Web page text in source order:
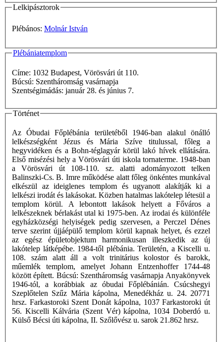
Lelkipásztorok
Plébános: Molnár István
Plébániatemplom
Címe: 1032 Budapest, Vörösvári út 110.
Búcsú: Szentháromság vasárnapja
Szentségimádás: január 28. és június 7.
Történet
Az Óbudai Főplébánia területéből 1946-ban alakul önálló
lelkészségként Jézus és Mária Szíve titulussal, főleg a
hegyvidéken és a Bohn-téglagyár körül lakó hívek ellátására.
Első misézési hely a Vörösvári úti iskola tornaterme. 1948-ban
a Vörösvári út 108-110. sz. alatti adományozott telken
Balinszki-Cs. B. Imre működése alatt főleg önkéntes munkával
elkészül az ideiglenes templom és ugyanott alakítják ki a
lelkészi irodát és lakásokat. Közben hatalmas lakótelep létesül a
templom körül. A lebontott lakások helyett a Főváros a
lelkészeknek bérlakást utal ki 1975-ben. Az irodai és különféle
egyházközségi helyiségek pedig szervesen, a Perczel Dénes
terve szerint újjáépülő templom körül kapnak helyet, és ezzel
az egész épületobjektum harmonikusan illeszkedik az új
lakótelep látképébe. 1984-től plébánia. Területén, a Kiscelli u.
108. szám alatt áll a volt trinitárius kolostor és barokk,
műemlék templom, amelyet Johann Entzenhoffer 1744-48
között épített. Búcsú: Szentháromság vasárnapja Anyakönyvek
1946-tól, a korábbiak az óbudai Főplébánián. Csúcshegyi
Szeplőtelen Szűz Mária kápolna, Menedékház u. 24. 20771
hrsz. Farkastoroki Szent Donát kápolna, 1037 Farkastoroki út
56. Kiscelli Kálvária (Szent Vér) kápolna, 1034 Doberdó u.
Külső Bécsi úti kápolna, II. Szőlővész u. sarok 21.862 hrsz.